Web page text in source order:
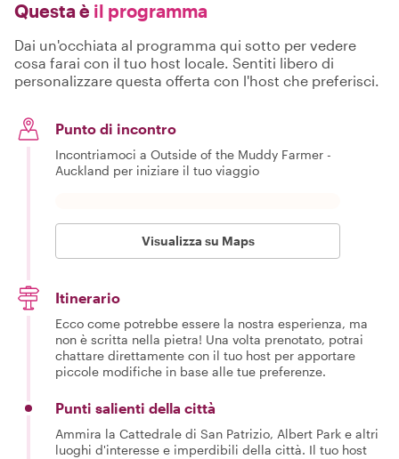
Questa è il programma
Dai un'occhiata al programma qui sotto per vedere
cosa farai con il tuo host locale. Sentiti libero di
personalizzare questa offerta con l'host che preferisci.
Punto di incontro
Incontriamoci a Outside of the Muddy Farmer -
Auckland per iniziare il tuo viaggio
Visualizza su Maps
Itinerario
Ecco come potrebbe essere la nostra esperienza, ma
non è scritta nella pietra! Una volta prenotato, potrai
chattare direttamente con il tuo host per apportare
piccole modifiche in base alle tue preferenze.
Punti salienti della città
Ammira la Cattedrale di San Patrizio, Albert Park e altri
luoghi d'interesse e imperdibili della città. Il tuo host